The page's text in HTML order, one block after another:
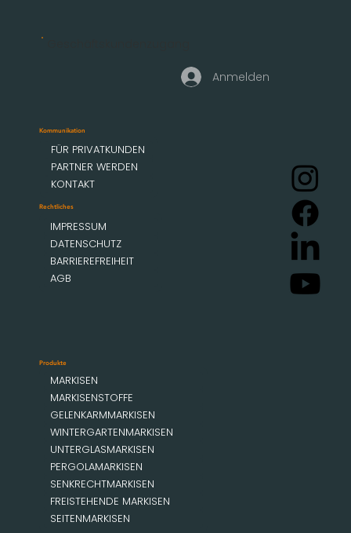
Produkte
MARKISEN
MARKISENSTOFFE
GELENKARMMARKISEN
WINTERGARTENMARKISEN
UNTERGLASMARKISEN
PERGOLAMARKISEN
SENKRECHTMARKISEN
FREISTEHENDE MARKISEN
SEITENMARKISEN
Kommunikation
FÜR PRIVATKUNDEN
PARTNER WERDEN
KONTAKT
Rechtliches
IMPRESSUM
DATENSCHUTZ
BARRIEREFREIHEIT
AGB
Anmelden